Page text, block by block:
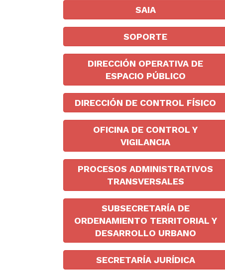
SAIA
SOPORTE
DIRECCIÓN OPERATIVA DE
ESPACIO PÚBLICO
DIRECCIÓN DE CONTROL FÍSICO
OFICINA DE CONTROL Y
VIGILANCIA
PROCESOS ADMINISTRATIVOS
TRANSVERSALES
SUBSECRETARÍA DE
ORDENAMIENTO TERRITORIAL Y
DESARROLLO URBANO
SECRETARÍA JURÍDICA